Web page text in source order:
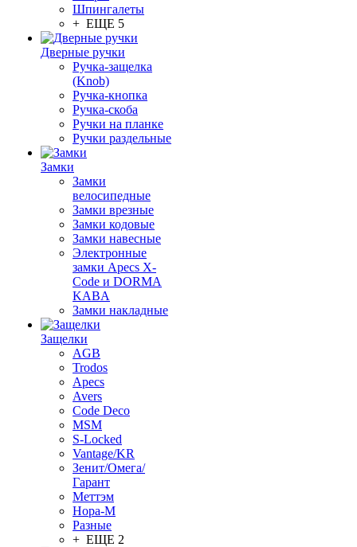
Шпингалеты
+ ЕЩЕ 5
Дверные ручки
Ручка-защелка
(Knob)
Ручка-кнопка
Ручка-скоба
Ручки на планке
Ручки раздельные
Замки
Замки
велосипедные
Замки врезные
Замки кодовые
Замки навесные
Электронные
замки Apecs X-
Code и DORMA
KABA
Замки накладные
Защелки
AGB
Trodos
Apecs
Avers
Code Deco
MSM
S-Locked
Vantage/KR
Зенит/Омега/
Гарант
Меттэм
Нора-М
Разные
+ ЕЩЕ 2